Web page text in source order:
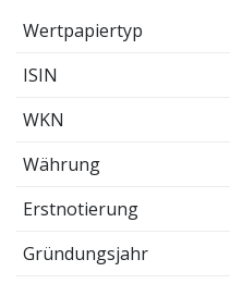
Wertpapiertyp
ISIN
WKN
Währung
Erstnotierung
Gründungsjahr